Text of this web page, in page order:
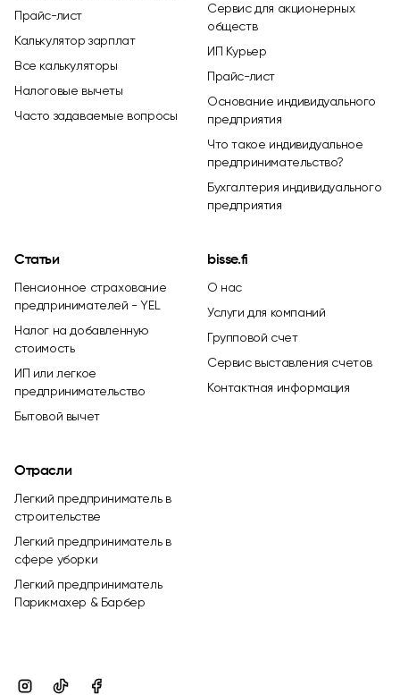
Прайс-лист
Калькулятор зарплат
Все калькуляторы
Налоговые вычеты
Часто задаваемые вопросы
Сервис для акционерных
обществ
ИП Курьер
Прайс-лист
Основание индивидуального
предприятия
Что такое индивидуальное
предпринимательство?
Бухгалтерия индивидуального
предприятия
Статьи
Пенсионное страхование
предпринимателей - YEL
Налог на добавленную
стоимость
ИП или легкое
предпринимательство
Бытовой вычет
bisse.fi
О нас
Услуги для компаний
Групповой счет
Сервис выставления счетов
Контактная информация
Отрасли
Легкий предприниматель в
строительстве
Легкий предприниматель в
сфере уборки
Легкий предприниматель
Парикмахер & Барбер